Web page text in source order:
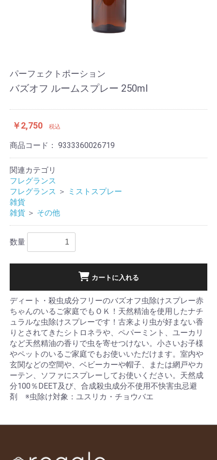
パーフェクトポーション
バズオフ ルームスプレー 250ml
￥2,750 税込
商品コード： 9333360026719
関連カテゴリ
フレグランス
フレグランス ＞
ミストスプレー
雑貨
雑貨 ＞ その他
数量
カートに入れる
ディート・殺虫成分フリーのバズオフ虫除けスプレー赤
ちゃんのいるご家庭でもＯＫ！天然精油を使用したナチ
ュラルな虫除けスプレーです！古来より虫が好まない香
りとされてきたシトロネラや、ペパーミント、ユーカリ
など天然精油の香りで虫を寄せつけない。小さいお子様
やペットのいるご家庭でもお使いいただけます。室内や
玄関などの空間や、ベビーカーや帽子、または網戸やカ
ーテン、ソファにスプレーしてお使いください。天然成
分100％DEET及び、合成殺虫成分不使用不快害虫忌避
剤 ※虫除け対象：ユスリカ・チョウバエ